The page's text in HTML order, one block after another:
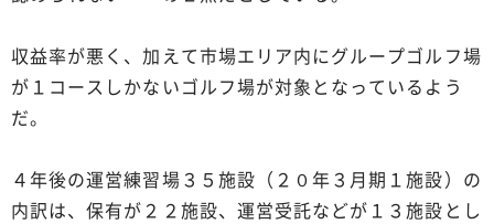
収益率が悪く、加えて市場エリア内にグループゴルフ場
が１コースしかないゴルフ場が対象となっているよう
だ。
４年後の運営練習場３５施設（２０年３月期１施設）の
内訳は、保有が２２施設、運営受託などが１３施設とし